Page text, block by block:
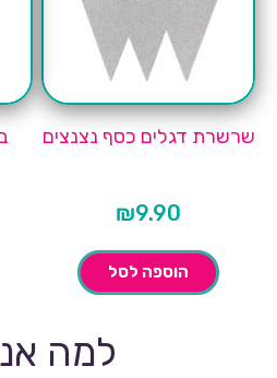
שרשרת דגלים כסף נצנצים
₪9.90
הוספה לסל
למה